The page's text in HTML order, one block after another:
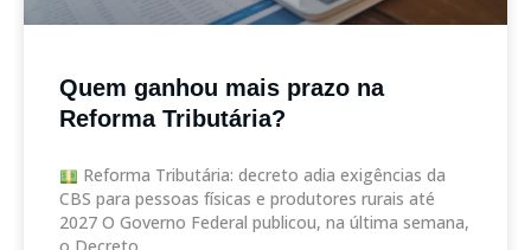
Quem ganhou mais prazo na
Reforma Tributária?
Reforma Tributária: decreto adia exigências da
CBS para pessoas físicas e produtores rurais até
2027 O Governo Federal publicou, na última semana,